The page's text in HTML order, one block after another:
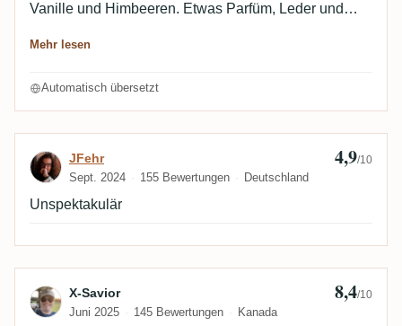
Vanille und Himbeeren. Etwas Parfüm, Leder und
ausgewogen, Alkohol integriert. 8,5:Am Gaumen ist er
Pfeffer, Salz mit geröstetem Holz, Vanille, Tabak,
8,3:Asiatische Gewürze und andere warme Gewürze
sind präsent mit einem Hauch von Eiche, Salzigkeit
und Rauchigkeit im Abgang.
Mehr lesen
Automatisch übersetzt
Bewertung von JFehr
JFehr
Sept. 2024 155 Bewertungen Deutschland
4,9/10
Unspektakulär
Bewertung von X-Savior
X-Savior
Juni 2025 145 Bewertungen Kanada
8,4/10